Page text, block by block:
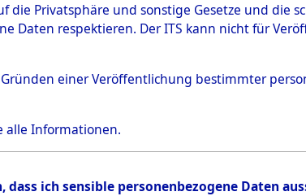
KOKRT, WILLI
die Privatsphäre und sonstige Gesetze und die
Daten respektieren. Der ITS kann nicht für
einer Veröffentlichung bestimmter
alle Informationen.
ich sensible personenbezogene Daten